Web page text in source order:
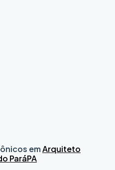
emArquiteto
ParáPA